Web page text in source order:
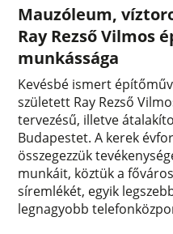
Mauzóleum,
Ray Rezső Vilmos
munkássága
Kevésbé ismert
született Ray Rezső
tervezésű, illetve
Budapestet. A kerek
összegezzük
munkáit, köztük a
síremlékét, egyik
legnagyobb